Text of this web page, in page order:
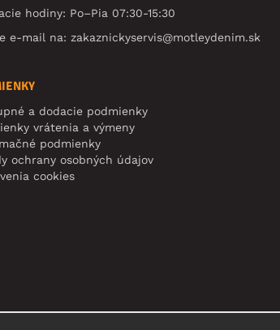
hodiny: Po–Pia 07:30-15:30
e-mail na:zakaznickyservis@motleydenim.sk
a dodacie podmienky
vrátenia a výmeny
podmienky
ochrany osobných údajov
cookies